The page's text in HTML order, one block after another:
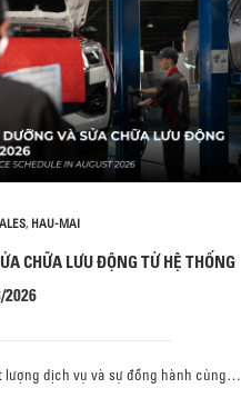
, HAU-MAI
CHỮA LƯU ĐỘNG TỪ HỆ THỐNG
2026
lượng dịch vụ và sự đồng hành cùng…